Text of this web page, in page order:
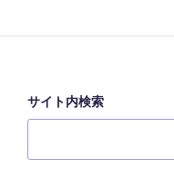
サイト内検索